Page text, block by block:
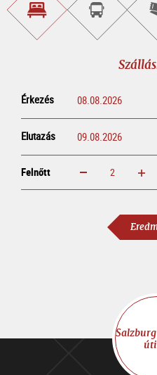
SzálláskeresésVárosnéző
túra
foglalása
Érkezés
Elutazás
Felnőtt növelem